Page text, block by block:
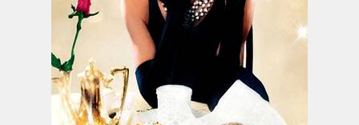
FilmesNoCinema.com.bré o maior localizador de filmes e
sessões de cinema no Brasil. Através dele, você pode
encontrar os filmes no cinema mais próximos a você ou a
qualquer cidade em território brasileiro. Você pode também
acessar informações sobre cinemas, horários, assistir aos
trailers e muito mais.